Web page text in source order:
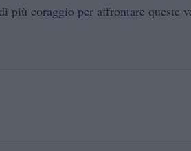
più coraggio per affrontare queste